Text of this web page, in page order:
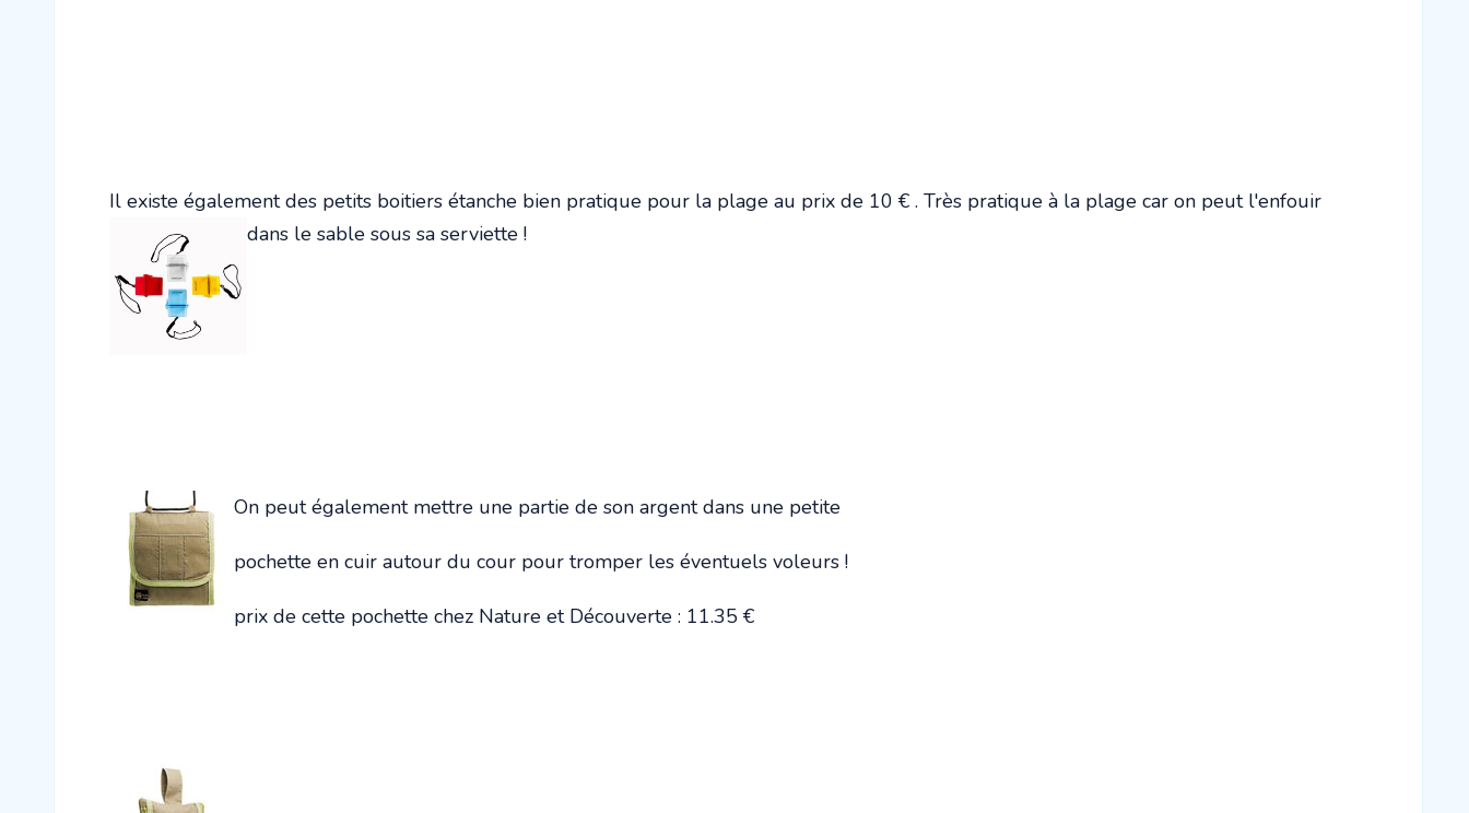
Il existe également des petits boitiers étanche bien pratique pour la plage au prix de 10 € . Très pratique à la plage car on peut l'enfouir
dans le sable sous sa serviette !
On peut également mettre une partie de son argent dans une petite
pochette en cuir autour du cour pour tromper les éventuels voleurs !
prix de cette pochette chez Nature et Découverte : 11.35 €